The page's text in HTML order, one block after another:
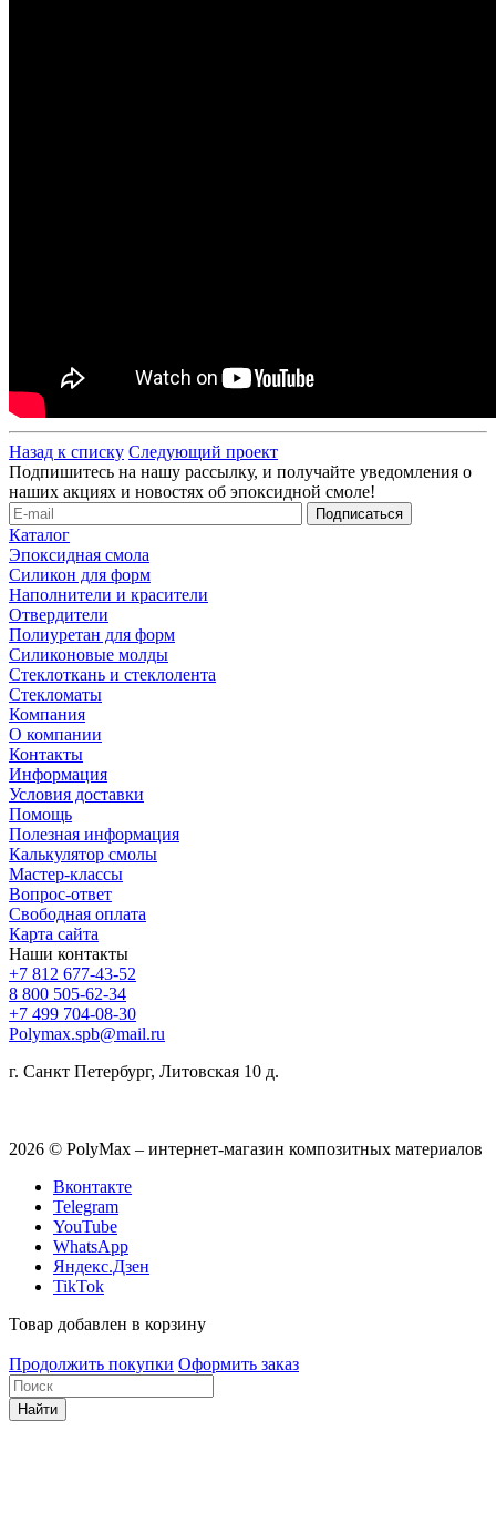
Назад к списку Следующий проект
Подпишитесь на нашу рассылку, и получайте уведомления о
наших акциях и новостях об эпоксидной смоле!
Каталог
Эпоксидная смола
Силикон для форм
Наполнители и красители
Отвердители
Полиуретан для форм
Силиконовые молды
Стеклоткань и стеклолента
Стекломаты
Компания
О компании
Контакты
Информация
Условия доставки
Помощь
Полезная информация
Калькулятор смолы
Мастер-классы
Вопрос-ответ
Свободная оплата
Карта сайта
Наши контакты
+7 812 677-43-52
8 800 505-62-34
+7 499 704-08-30
Polymax.spb@mail.ru
г. Санкт Петербург, Литовская 10 д.
2026 © PolyMax – интернет-магазин композитных материалов
Вконтакте
Telegram
YouTube
WhatsApp
Яндекс.Дзен
TikTok
Товар добавлен в корзину
Продолжить покупки Оформить заказ
Найти